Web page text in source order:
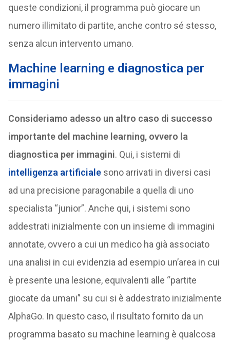
queste condizioni, il programma può giocare un
numero illimitato di partite, anche contro sé stesso,
senza alcun intervento umano.
Machine learning e diagnostica per
immagini
Consideriamo adesso un altro caso di successo
importante del machine learning, ovvero la
diagnostica per immagini. Qui, i sistemi di
intelligenza artificialesono arrivati in diversi casi
ad una precisione paragonabile a quella di uno
specialista “junior”. Anche qui, i sistemi sono
addestrati inizialmente con un insieme di immagini
annotate, ovvero a cui un medico ha già associato
una analisi in cui evidenzia ad esempio un’area in cui
è presente una lesione, equivalenti alle “partite
giocate da umani” su cui si è addestrato inizialmente
AlphaGo. In questo caso, il risultato fornito da un
programma basato su machine learning è qualcosa